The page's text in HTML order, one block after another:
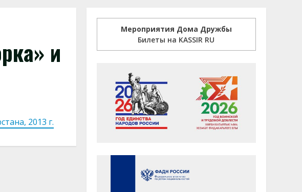
и
2013 г.
Мероприятия Дома Дружбы
Билеты на KASSIR RU